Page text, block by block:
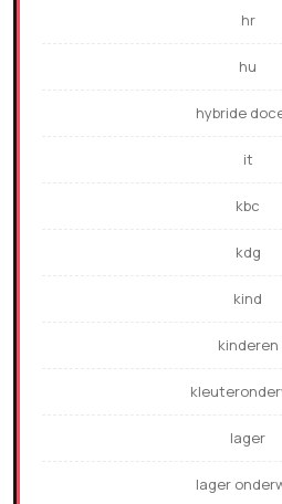
hr
hu
hybride
it
kbc
kdg
kind
kinderen
lager
lager